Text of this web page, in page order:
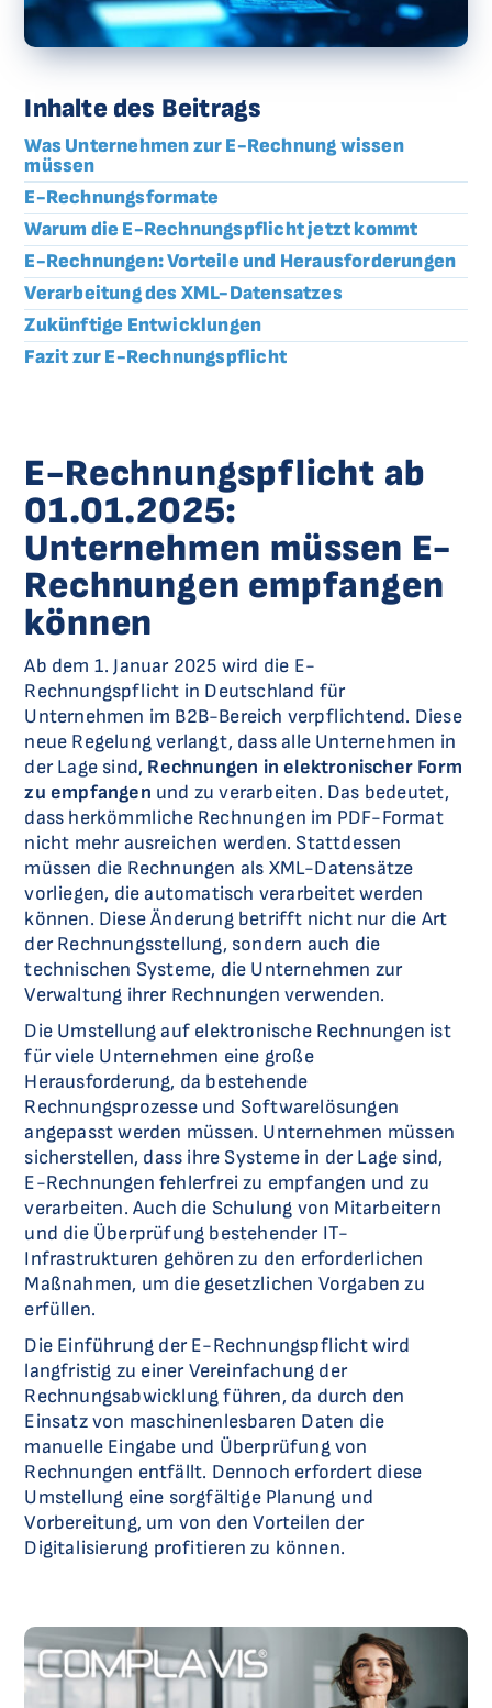
Inhalte des Beitrags
Was Unternehmen zur E-Rechnung wissen
müssen
E-Rechnungsformate
Warum die E-Rechnungspflicht jetzt kommt
E-Rechnungen: Vorteile und Herausforderungen
Verarbeitung des XML-Datensatzes
Zukünftige Entwicklungen
Fazit zur E-Rechnungspflicht
E-Rechnungspflicht ab
01.01.2025:
Unternehmen müssen E-
Rechnungen empfangen
können
Ab dem 1. Januar 2025 wird die E-
Rechnungspflicht in Deutschland für
Unternehmen im B2B-Bereich verpflichtend. Diese
neue Regelung verlangt, dass alle Unternehmen in
der Lage sind, Rechnungen in elektronischer Form
zu empfangen und zu verarbeiten. Das bedeutet,
dass herkömmliche Rechnungen im PDF-Format
nicht mehr ausreichen werden. Stattdessen
müssen die Rechnungen als XML-Datensätze
vorliegen, die automatisch verarbeitet werden
können. Diese Änderung betrifft nicht nur die Art
der Rechnungsstellung, sondern auch die
technischen Systeme, die Unternehmen zur
Verwaltung ihrer Rechnungen verwenden.
Die Umstellung auf elektronische Rechnungen ist
für viele Unternehmen eine große
Herausforderung, da bestehende
Rechnungsprozesse und Softwarelösungen
angepasst werden müssen. Unternehmen müssen
sicherstellen, dass ihre Systeme in der Lage sind,
E-Rechnungen fehlerfrei zu empfangen und zu
verarbeiten. Auch die Schulung von Mitarbeitern
und die Überprüfung bestehender IT-
Infrastrukturen gehören zu den erforderlichen
Maßnahmen, um die gesetzlichen Vorgaben zu
erfüllen.
Die Einführung der E-Rechnungspflicht wird
langfristig zu einer Vereinfachung der
Rechnungsabwicklung führen, da durch den
Einsatz von maschinenlesbaren Daten die
manuelle Eingabe und Überprüfung von
Rechnungen entfällt. Dennoch erfordert diese
Umstellung eine sorgfältige Planung und
Vorbereitung, um von den Vorteilen der
Digitalisierung profitieren zu können.